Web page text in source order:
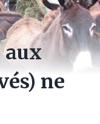
aux
ne